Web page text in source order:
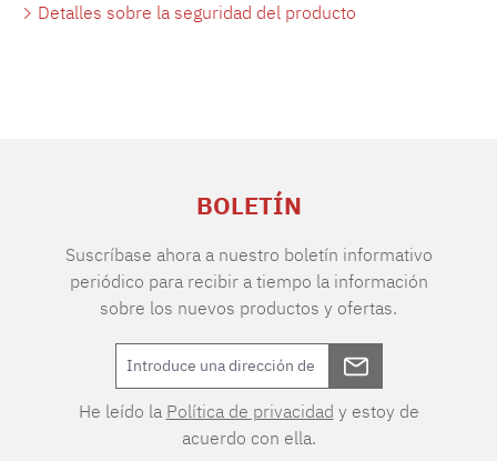
Detalles sobre la seguridad del producto
BOLETÍN
Suscríbase ahora a nuestro boletín informativo
periódico para recibir a tiempo la información
sobre los nuevos productos y ofertas.
He leído la Política de privacidad y estoy de
acuerdo con ella.